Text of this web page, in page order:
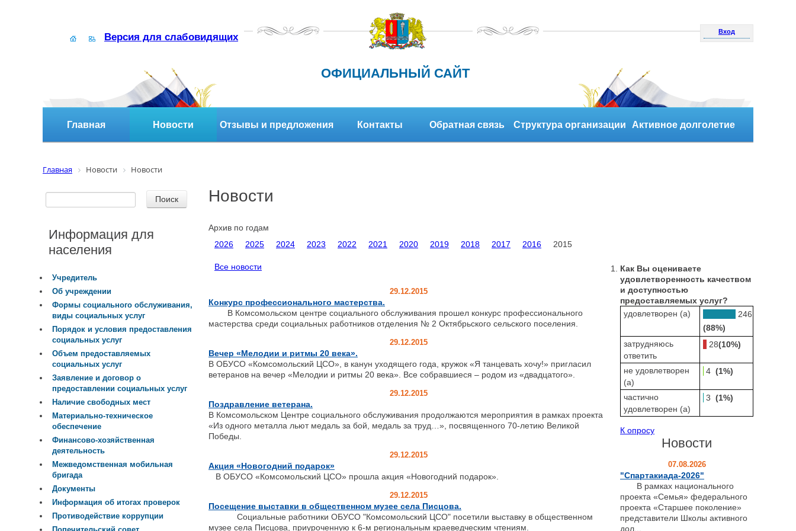
Версия для слабовидящих Вход
ОФИЦИАЛЬНЫЙ САЙТ
Главная Новости Отзывы и предложения Контакты Обратная связь Структура организации Активное долголетие
Главная Новости Новости
Новости
Архив по годам
2026
2025 2024 2023 2022 2021 2020 2019 2018 2017 2016 2015
Все новости
29.12.2015
Конкурс профессионального мастерства.
В Комсомольском центре социального обслуживания прошел конкурс профессионального
мастерства среди социальных работников отделения № 2 Октябрьского сельского поселения.
29.12.2015
Вечер «Мелодии и ритмы 20 века».
В ОБУСО «Комсомольский ЦСО», в канун уходящего года, кружок «Я танцевать хочу!» пригласил
ветеранов на вечер «Мелодии и ритмы 20 века». Все собравшиеся – родом из «двадцатого».
29.12.2015
Поздравление ветерана.
В Комсомольском Центре социального обслуживания продолжаются мероприятия в рамках проекта
«Из одного металла льют медаль за бой, медаль за труд…», посвященного 70-летию Великой
Победы.
29.12.2015
Акция «Новогодний подарок»
В ОБУСО «Комсомольский ЦСО» прошла акция «Новогодний подарок».
29.12.2015
Посещение выставки в общественном музее села Писцова.
Социальные работники ОБУСО "Комсомольский ЦСО" посетили выставку в общественном
музее села Писцова, приуроченную к 6-м региональным краеведческим чтениям.
Информация для
населения
Учредитель
Об учреждении
Формы социального обслуживания,
виды социальных услуг
Порядок и условия предоставления
социальных услуг
Объем предоставляемых
социальных услуг
Заявление и договор о
предоставлении социальных услуг
Наличие свободных мест
Материально-техническое
обеспечение
Финансово-хозяйственная
деятельность
Межведомственная мобильная
бригада
Документы
Информация об итогах проверок
Противодействие коррупции
Как Вы оцениваете
удовлетворенность качеством
и доступностью
предоставляемых услуг?
удовлетворен (а)
246
(88%)
затрудняюсь
ответить
28(10%)
не удовлетворен
(а)
4 (1%)
частично
удовлетворен (а)
3 (1%)
К опросу
Новости
07.08.2026
"Спартакиада-2026"
В рамках национального
проекта «Семья» федерального
проекта «Старшее поколение»
представители Школы активного
дол...